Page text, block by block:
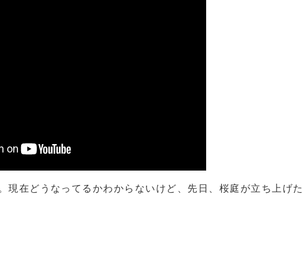
現在どうなってるかわからないけど、先日、桜庭が立ち上げた